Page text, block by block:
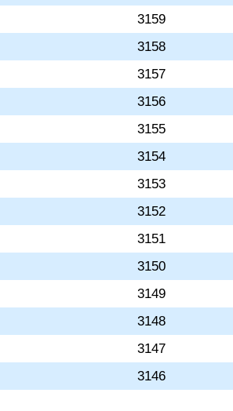
3159
3158
3157
3156
3155
3154
3153
3152
3151
3150
3149
3148
3147
3146